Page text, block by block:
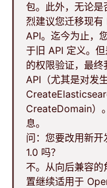
包。此外，无论是
烈建议您迁移现
API。迄今为止，
于旧 API 定义。
的权限验证，最
API（尤其是对发
CreateDomain）
息。
问：您要改用新
1.0 吗？
不。从向后兼容
置继续适用于